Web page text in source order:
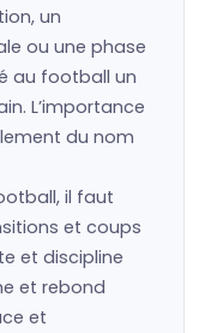
un
ou une phase
au football un
L’importance
du nom
il faut
et coups
et discipline
et rebond
et